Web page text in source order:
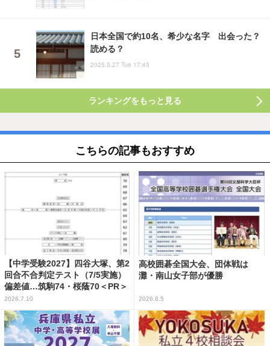
日本全国で約10名、希少な名字 出会った？
読める？
2025.5.27 Tue 17:45
ランキングをもっと見る
こちらの記事もおすすめ
【中学受験2027】四谷大塚、第2
回合不合判定テスト（7/5実施）
偏差値…筑駒74・桜蔭70＜PR＞
2026.7.10
高校囲碁全国大会、団体戦は
灘・南山女子部が優勝
2026.8.5